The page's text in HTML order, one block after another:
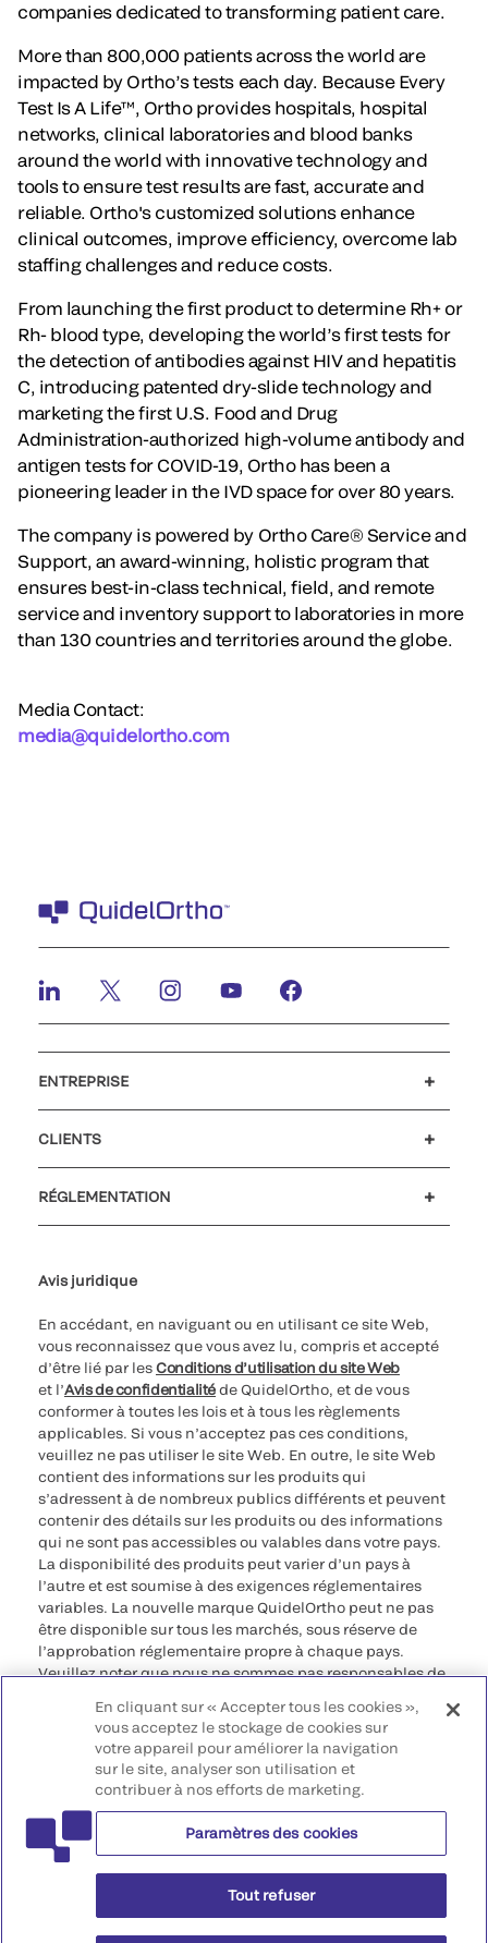
companies dedicated to transforming patient care.
More than 800,000 patients across the world are
impacted by Ortho’s tests each day. Because Every
Test Is A Life™, Ortho provides hospitals, hospital
networks, clinical laboratories and blood banks
around the world with innovative technology and
tools to ensure test results are fast, accurate and
reliable. Ortho's customized solutions enhance
clinical outcomes, improve efficiency, overcome lab
staffing challenges and reduce costs.
From launching the first product to determine Rh+ or
Rh- blood type, developing the world’s first tests for
the detection of antibodies against HIV and hepatitis
C, introducing patented dry-slide technology and
marketing the first U.S. Food and Drug
Administration-authorized high-volume antibody and
antigen tests for COVID-19, Ortho has been a
pioneering leader in the IVD space for over 80 years.
The company is powered by Ortho Care® Service and
Support, an award-winning, holistic program that
ensures best-in-class technical, field, and remote
service and inventory support to laboratories in more
than 130 countries and territories around the globe.
Media Contact:
media@quidelortho.com
ENTREPRISE
CLIENTS
RÉGLEMENTATION
Avis juridique
En accédant, en naviguant ou en utilisant ce site Web,
vous reconnaissez que vous avez lu, compris et accepté
d’être lié par lesConditions d’utilisation du site Web
et l’Avis de confidentialitéde QuidelOrtho, et de vous
conformer à toutes les lois et à tous les règlements
applicables. Si vous n’acceptez pas ces conditions,
veuillez ne pas utiliser le site Web. En outre, le site Web
contient des informations sur les produits qui
s’adressent à de nombreux publics différents et peuvent
contenir des détails sur les produits ou des informations
qui ne sont pas accessibles ou valables dans votre pays.
La disponibilité des produits peut varier d’un pays à
l’autre et est soumise à des exigences réglementaires
variables. La nouvelle marque QuidelOrtho peut ne pas
être disponible sur tous les marchés, sous réserve de
l’approbation réglementaire propre à chaque pays.
Veuillez noter que nous ne sommes pas responsables de
conformes à une procédure légale, à une
réglementation, à un enregistrement ou à un usage dans
votre pays d’origine.
©2026 QuidelOrtho Corporation. Tous droits réservés.
QuidelOrtho Corporation
9975 Summers Ridge Road, San Diego, CA 92121, USA
En cliquant sur « Accepter tous les cookies »,
vous acceptez le stockage de cookies sur
votre appareil pour améliorer la navigation
sur le site, analyser son utilisation et
contribuer à nos efforts de marketing.
Paramètres des cookies
Tout refuser